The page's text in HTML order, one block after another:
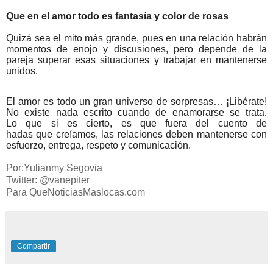
Que en el amor todo es fantasía y color de rosas
Quizá seael mito más grande, pues en una relación habrán
momentos de enojo y discusiones, pero depende de la
pareja superar esas situaciones y trabajar en mantenerse
unidos.
El amor es todo un gran universo de sorpresas… ¡Libérate!
No existe nada escrito cuando de enamorarse se trata.
Loque si es cierto, es quefuera del cuento de
hadasque creíamos, las relaciones deben mantenerse con
esfuerzo, entrega, respeto y comunicación.
Por:Yulianmy Segovia
Twitter: @vanepiter
Para QueNoticiasMaslocas.com
Compartir